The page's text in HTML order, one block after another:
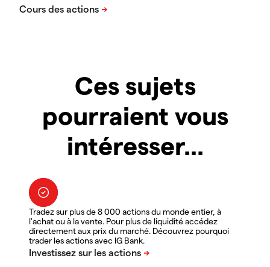
Ces sujets
pourraient vous
intéresser...
Tradez sur plus de 8 000 actions du monde entier, à
l'achat ou à la vente. Pour plus de liquidité accédez
directement aux prix du marché. Découvrez pourquoi
trader les actions avec IG Bank.